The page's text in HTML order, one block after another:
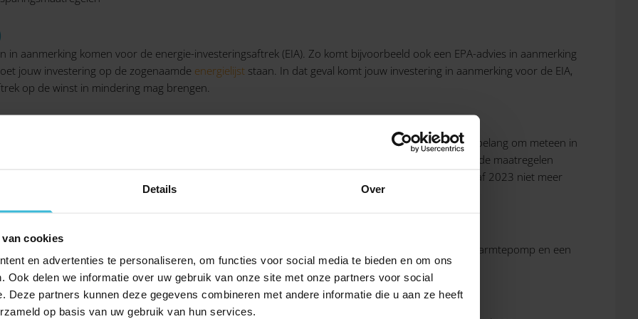
Details Over
cookies
en advertenties te personaliseren, om functies voor social media te bieden en om ons
Ook delen we informatie over uw gebruik van onze site met onze partners voor social
Deze partners kunnen deze gegevens combineren met andere informatie die u aan ze heeft
op basis van uw gebruik van hun services.
aanmerking komen voor de energie-investeringsaftrek (EIA). Zo komt bijvoorbeeld ook een EPA-advies in aanmerking
jouw investering op de zogenaamde energielijst staan. In dat geval komt jouw investering in aanmerking voor de EIA,
op de winst in mindering mag brengen.
maatregelen
heeft en dat 12% een energielabel heeft dat niet aan de normen voldoet. Het is dus van belang om meteen in
kantoor is. Is het energielabel namelijk onvoldoende, dan zul je vóór 2023 nog energiebesparende maatregelen
aanbeveling hiermee niet te lang meer te wachten. Je loopt anders het risico dat jouw kantoor vanaf 2023 niet meer
en energiebesparing (ISDE)
(ISDE)
voor zakelijke gebruikers jouw gebouw verduurzamen. Dat kan met een warmtepomp en een
2023subsidie beschikbaar voor kleinschalige windturbines en zonnepanelen.